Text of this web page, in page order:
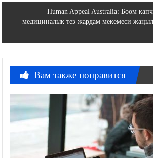
записямHuman Appeal Australia: Боом
медициналык тез жардам мекемеси
Вам также понравится